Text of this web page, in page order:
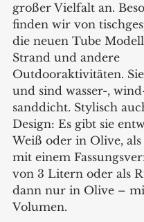
großer Vielfalt an.
finden wir von
die neuen Tube
Strand und andere
Outdooraktivitäten.
und sind wasser-,
sanddicht. Stylisch
Design: Es gibt sie
Weiß oder in Olive,
mit einem
von 3 Litern oder als
dann nur in Olive –
Volumen.